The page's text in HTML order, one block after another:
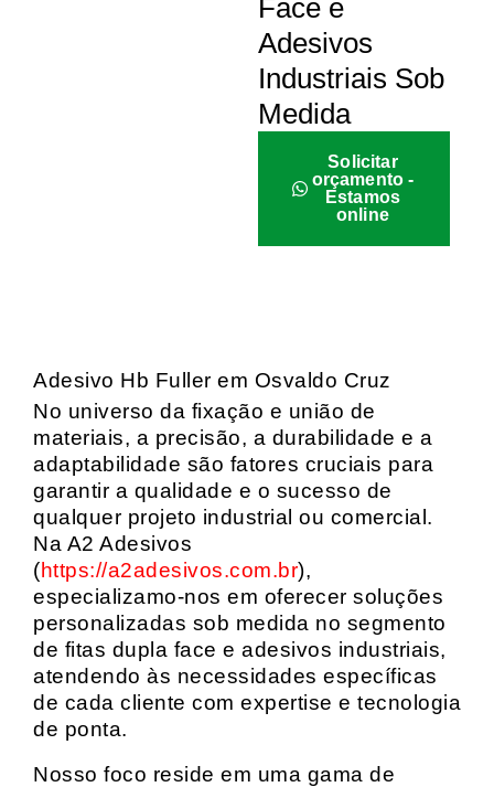
Face e
Adesivos
Industriais Sob
Medida
Solicitar
orçamento -
Estamos
online
Adesivo Hb Fuller em Osvaldo Cruz
No universo da fixação e união de
materiais, a precisão, a durabilidade e a
adaptabilidade são fatores cruciais para
garantir a qualidade e o sucesso de
qualquer projeto industrial ou comercial.
Na A2 Adesivos
(https://a2adesivos.com.br),
especializamo-nos em oferecer soluções
personalizadas sob medida no segmento
de fitas dupla face e adesivos industriais,
atendendo às necessidades específicas
de cada cliente com expertise e tecnologia
de ponta.
Nosso foco reside em uma gama de